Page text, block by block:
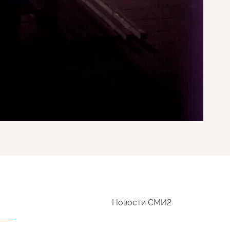
Новости СМИ2